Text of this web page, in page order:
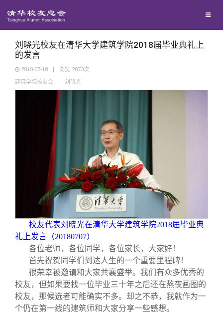
西南联大校友会
义工计划
新媒体平台
青春风采
校友文苑
校友视界
校友服务
终身学习
信息化服务
三创大赛
实用信息
校友总会
总会简介
会长致辞
总会章程
关闭
刘晓光校友在清华大学建筑学院2018届毕业典礼上
的发言
2018-07-10 | 浏览 2073次
建筑学院校友会
| 刘晓光
校友代表刘晓光在清华大学建筑学院2018届毕业典
礼上发言（20180707）
各位老师，各位同学，各位家长，大家好！
首先祝贺同学们到达人生的一个重要里程碑！
很荣幸被邀请和大家共襄盛举。我们有众多优秀的
校友，但如果要找一位毕业三十年之后还在熬夜画图的
校友，那候选者可能确实不多。却之不恭，我就作为一
个仍在第一线的建筑师和大家分享一些感想。